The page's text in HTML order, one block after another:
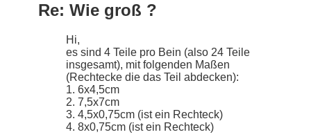
Re: Wie groß ?
Hi,
es sind 4 Teile pro Bein (also 24 Teile
insgesamt), mit folgenden Maßen
(Rechtecke die das Teil abdecken):
1. 6x4,5cm
2. 7,5x7cm
3. 4,5x0,75cm (ist ein Rechteck)
4. 8x0,75cm (ist ein Rechteck)